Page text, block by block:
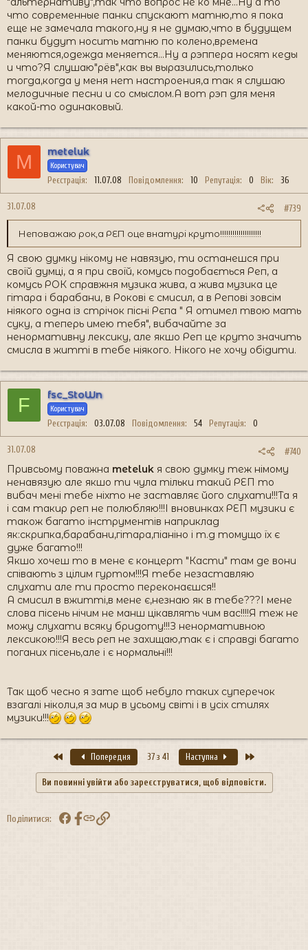
что современные панки спускают матню,то я пока
еще не замечала такого,ну я не думаю,что в будущем
панки будут носить матню по колено,времена
меняются,одежда меняется...Ну а рэппера носят кеды
и что?Я слушаю"рёв",как вы выразились,только
тогда,когда у меня нет настроения,а так я слушаю
мелодичные песни и со смыслом.А вот рэп для меня
какой-то одинаковый.
M meteluk
Користувач
Реєстрація 11.07.08 Повідомлення 10 Репутація 0 Вік 36
31.07.08 #739
Неповажаю рок,а РЕП оце внатурі круто!!!!!!!!!!!!!!!!!!!!
Я свою думку нікому не навязую, ти останешся при
своїй думці, а я при своїй, комусь подобається Реп, а
комусь РОК справжня музика жива, а жива музика це
гітара і барабани, в Рокові є смисил, а в Репові зовсім
ніякого одна із стрічок пісні Рєпа " Я отимел твою мать
суку, а теперь имею тебя", вибачайте за
ненормативну лексику, але якшо Реп це круто значить
смисла в житті в тебе ніякого. Нікого не хочу обідити.
F fsc_StoWn
Користувач
Реєстрація 03.07.08 Повідомлення 54 Репутація 0
31.07.08 #740
Привсьому поважна meteluk я свою думку теж німому
ненавязую але якшо ти чула тільки такий РЕП то
вибач мені тебе ніхто не заставляє його слухати!!!Та я
і сам такир реп не полюбляю!!!І вновинках РЕП музики є
також багато інструментів наприклад
як:скрипка,барабани,гітара,піаніно і т.д томущо їх є
дуже багато!!!
Якшо хочеш то в мене є концерт "Касти" там де вони
співають з цілим гуртом!!!Я тебе незаставляю
слухати але ти просто переконаєшся!!
А смисил в вжитті,в мене є,незнаю як в тебе???І мене
слова пісень нічим не манш цікавлять чим вас!!!!Я теж не
можу слухати всяку бридоту!!!З ненормативною
лексикою!!!Я весь реп не захищаю,так є і справді багато
поганих пісень,але і є нормальні!!!
Так щоб чесно я зате щоб небуло таких суперечок
взагалі ніколи,я за мир в усьому світі і в усіх стилях
музики!!!
Перший Попередня 37 з 41 Наступна
Ви повинні увійти або зареєструватися, щоб відповісти.
Поділитися: FacebookПосилання